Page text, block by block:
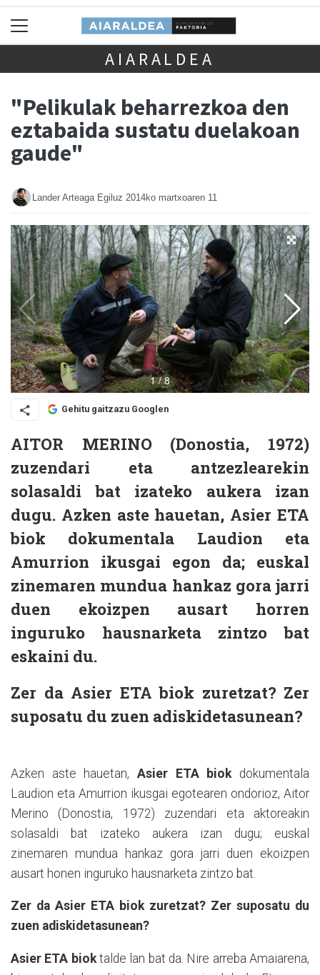
AIARALDEA
"Pelikulak beharrezkoa den
eztabaida sustatu duelakoan
gaude"
Lander Arteaga Egiluz 2014ko martxoaren 11
Gehitu gaitzazu Googlen
AITOR MERINO (Donostia, 1972)
zuzendari eta antzezlearekin
solasaldi bat izateko aukera izan
dugu. Azken aste hauetan, Asier ETA
biok dokumentala Laudion eta
Amurrion ikusgai egon da; euskal
zinemaren mundua hankaz gora jarri
duen ekoizpen ausart horren
inguruko hausnarketa zintzo bat
eskaini du.
Zer da Asier ETA biok zuretzat? Zer
suposatu du zuen adiskidetasunean?
Azken aste hauetan, Asier ETA biok dokumentala
Laudion eta Amurrion ikusgai egotearen ondorioz, Aitor
Merino (Donostia, 1972) zuzendari eta aktoreakin
solasaldi bat izateko aukera izan dugu; euskal
zinemaren mundua hankaz gora jarri duen ekoizpen
ausart honen inguruko hausnarketa zintzo bat.
Zer da Asier ETA biok zuretzat? Zer suposatu du
zuen adiskidetasunean?
Asier ETA bioktalde lan bat da. Nire arreba Amaiarena,